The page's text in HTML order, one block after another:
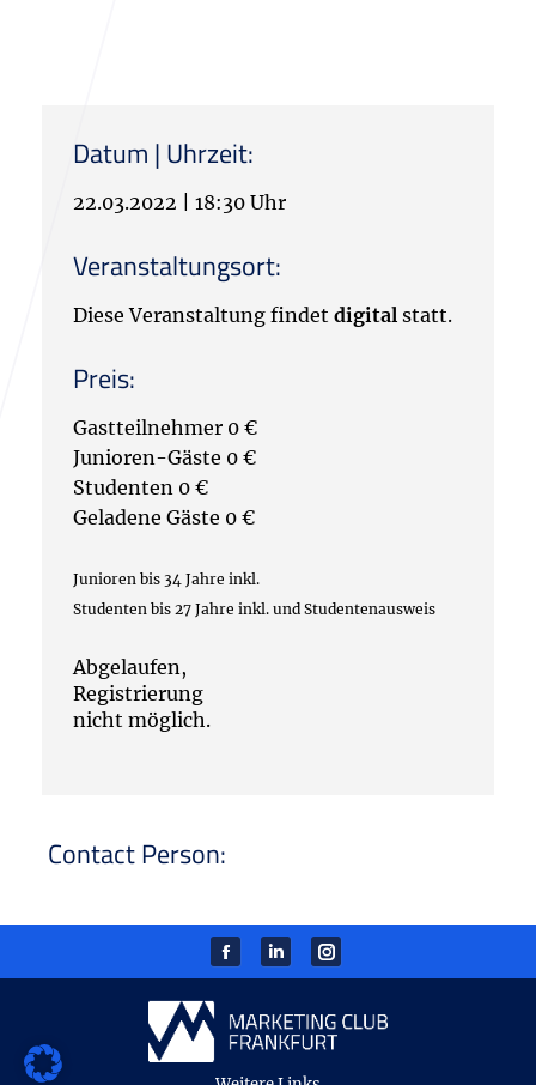
Datum | Uhrzeit:
22.03.2022 18:30 Uhr
Veranstaltungsort:
Diese Veranstaltung findet digital statt.
Preis:
Gastteilnehmer 0 €
Junioren-Gäste 0 €
Studenten 0 €
Geladene Gäste 0 €
Junioren bis 34 Jahre inkl.
Studenten bis 27 Jahre inkl. und Studentenausweis
Abgelaufen,
Registrierung
nicht möglich.
Contact Person:
FacebookLinkedininstagram